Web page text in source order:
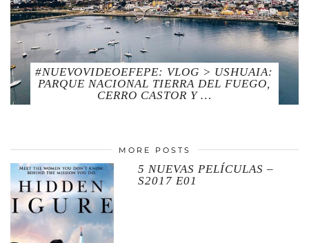
#NUEVOVIDEOEFEPE: VLOG > USHUAIA:
PARQUE NACIONAL TIERRA DEL FUEGO,
CERRO CASTOR Y …
MORE POSTS
5 NUEVAS PELÍCULAS –
S2017 E01